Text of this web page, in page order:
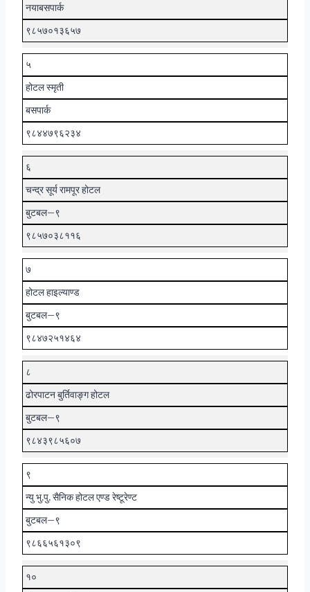
नयाबसपार्क
९८५७०१३६५७
५
होटल स्मृती
बसपार्क
९८४४७९६२३४
६
चन्द्र सूर्य रामपूर होटल
बुटबल–९
९८५७०३८११६
७
होटल हाइल्याण्ड
बुटबल–९
९८४७२५१४६४
८
ढोरपाटन बुर्तिवाङ्ग होटल
बुटबल–९
९८४३९८५६०७
९
न्यु भु.पु. सैनिक होटल एण्ड रेष्टूरेण्ट
बुटबल–९
९८६६५६१३०९
१०